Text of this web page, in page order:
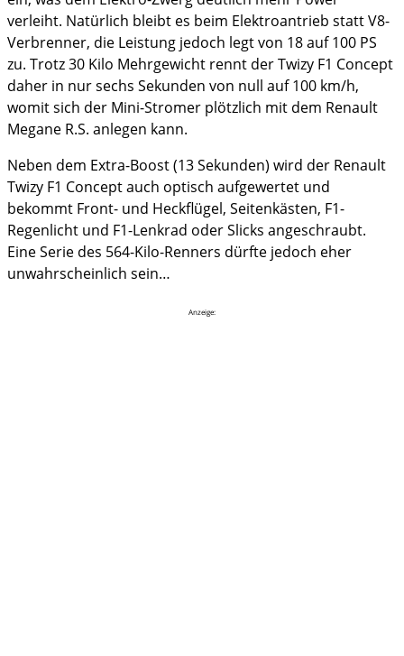
verleiht. Natürlich bleibt es beim Elektroantrieb statt V8-
Verbrenner, die Leistung jedoch legt von 18 auf 100 PS
zu. Trotz 30 Kilo Mehrgewicht rennt der Twizy F1 Concept
daher in nur sechs Sekunden von null auf 100 km/h,
womit sich der Mini-Stromer plötzlich mit dem Renault
Megane R.S. anlegen kann.
Neben dem Extra-Boost (13 Sekunden) wird der Renault
Twizy F1 Concept auch optisch aufgewertet und
bekommt Front- und Heckflügel, Seitenkästen, F1-
Regenlicht und F1-Lenkrad oder Slicks angeschraubt.
Eine Serie des 564-Kilo-Renners dürfte jedoch eher
unwahrscheinlich sein…
Anzeige: